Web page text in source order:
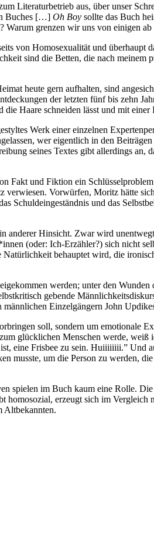
Literaturbetrieb aus, über unser
Buches […] Oh Boy sollte das Buch
grenzen wir uns von einigen ab
von Homosexualität und überhaupt
sind die Betten, die nach meinem
heute gern aufhalten, sind
der letzten fünf bis zehn
Haare schneiden lässt und mit einer
Werk einer einzelnen
wer eigentlich in den
seines Textes gibt allerdings an,
Fakt und Fiktion ein
Vorwürfen, Moritz hätte
Schuldeingeständnis und das
Hinsicht. Zwar wird
(oder: Ich-Erzähler?) sich nicht
behauptet wird, die
werden; unter den
gebende
männlichen Einzelgängern John
soll, sondern um emotionale
glücklichen Menschen werde,
eine Frisbee zu sein. Huiiiiiiii.” Und
musste, um die Person zu werden,
spielen im Buch kaum eine Rolle.
erzeugt sich im
Altbekannten.